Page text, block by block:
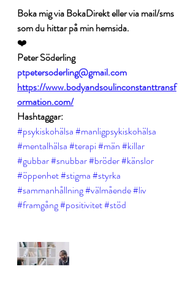
Boka mig via BokaDirekt eller via mail/sms
som du hittar på min hemsida.
❤️
Peter Söderling
ptpetersoderling@gmail.com
https://www.bodyandsoulinconstanttransf
ormation.com/
Hashtaggar:
#psykiskohälsa#manligpsykiskohälsa
#mentalhälsa#terapi#män#killar
#gubbar#snubbar#bröder#känslor
#öppenhet#stigma#styrka
#sammanhållning#välmående#liv
#framgång#positivitet#stöd